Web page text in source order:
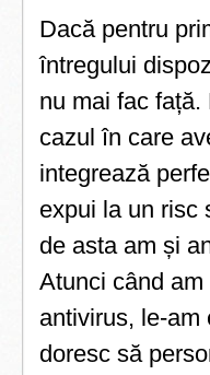
Dacă pentru
întregului
nu mai fac
cazul în care
integrează
expui la un risc
de asta am și
Atunci când
antivirus, le-am
doresc să